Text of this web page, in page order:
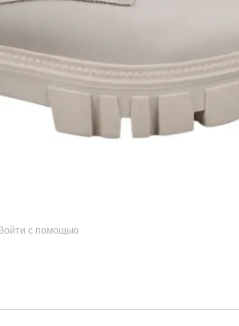
Войти с помощью